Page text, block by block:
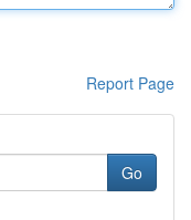
Report Page
Go